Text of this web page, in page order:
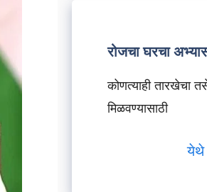
रोजचा घरचा
कोणत्याही तारखेचा
मिळवण्यासाठी
येथे